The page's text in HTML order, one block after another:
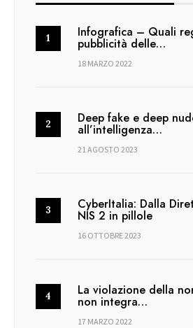
Infografica – Quali
pubblicità delle…
18 MARZO 2022
Deep fake e deep
all’intelligenza…
21 AGOSTO 2023
CyberItalia: Dalla
NIS 2 in pillole
16 OTTOBRE 2023
La violazione della
non integra…
17 MARZO 2022